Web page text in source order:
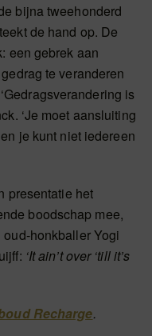
bijna tweehonderd
de hand op. De
een gebrek aan
te veranderen
is
‘Je moet aansluiting
je kunt niet iedereen
presentatie het
boodschap mee,
honkballer Yogi
‘It ain’t over ‘till it’s
Recharge.